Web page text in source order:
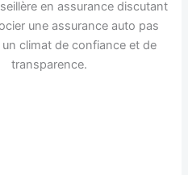
en assurance discutant
une assurance auto pas
climat de confiance et de
transparence.